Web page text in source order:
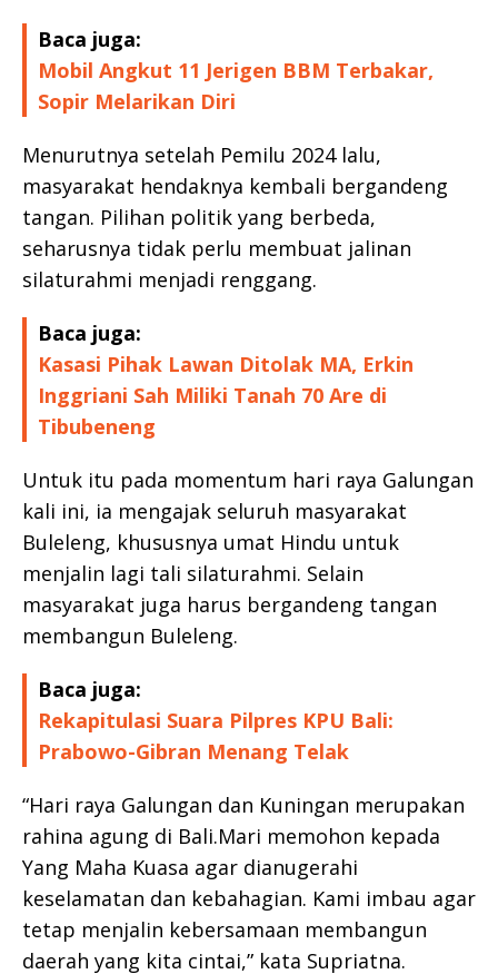
Baca juga:
Mobil Angkut 11 Jerigen BBM Terbakar,
Sopir Melarikan Diri
Menurutnya setelah Pemilu 2024 lalu,
masyarakat hendaknya kembali bergandeng
tangan. Pilihan politik yang berbeda,
seharusnya tidak perlu membuat jalinan
silaturahmi menjadi renggang.
Baca juga:
Kasasi Pihak Lawan Ditolak MA, Erkin
Inggriani Sah Miliki Tanah 70 Are di
Tibubeneng
Untuk itu pada momentum hari raya Galungan
kali ini, ia mengajak seluruh masyarakat
Buleleng, khususnya umat Hindu untuk
menjalin lagi tali silaturahmi. Selain
masyarakat juga harus bergandeng tangan
membangun Buleleng.
Baca juga:
Rekapitulasi Suara Pilpres KPU Bali:
Prabowo-Gibran Menang Telak
“Hari raya Galungan dan Kuningan merupakan
rahina agung di Bali.Mari memohon kepada
Yang Maha Kuasa agar dianugerahi
keselamatan dan kebahagian. Kami imbau agar
tetap menjalin kebersamaan membangun
daerah yang kita cintai,” kata Supriatna.